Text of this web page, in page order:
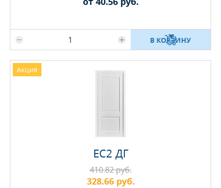
В КОРЗИНУ
Акция
EC2 ДГ
410.82 руб.
328.66 руб.